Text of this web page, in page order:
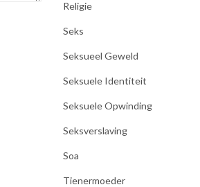
Religie
Seks
Seksueel Geweld
Seksuele Identiteit
Seksuele Opwinding
Seksverslaving
Soa
Tienermoeder